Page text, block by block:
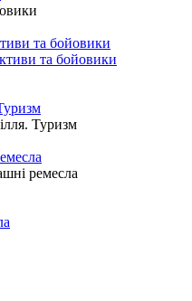
та бойовики
та бойовики
Туризм
ремесла